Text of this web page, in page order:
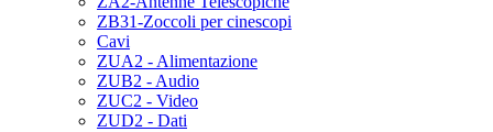
ZB31-Zoccoli per cinescopi
Cavi
ZUA2 - Alimentazione
ZUB2 - Audio
ZUC2 - Video
ZUD2 - Dati